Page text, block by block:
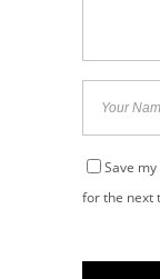
Save
for the next